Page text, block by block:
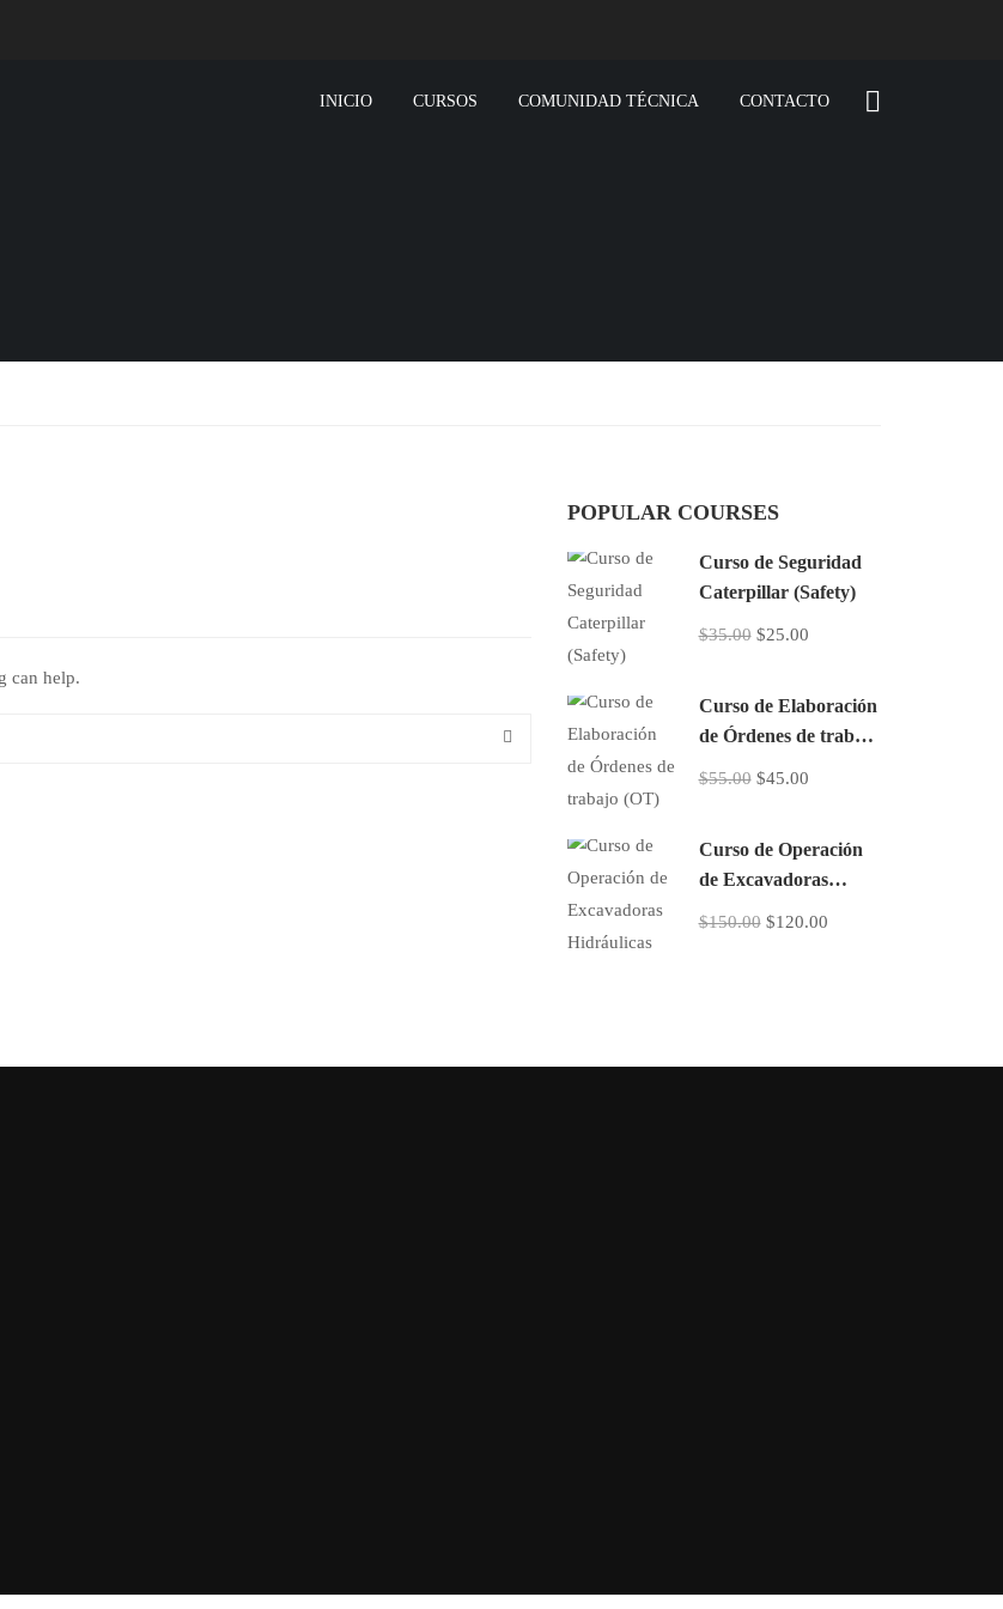
INICIO CURSOS COMUNIDAD TÉCNICA CONTACTO
can help.
POPULAR COURSES
Curso de Seguridad
Caterpillar (Safety)
$35.00 $25.00
Curso de Elaboración
de Órdenes de trabajo
$55.00 $45.00
Curso de Operación
de Excavadoras
$150.00 $120.00